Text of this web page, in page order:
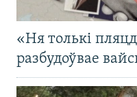
«Ня толькі
разбудоўвае